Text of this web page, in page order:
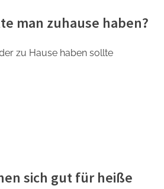
man zuhause haben?
zu Hause haben sollte
sich gut für heiße